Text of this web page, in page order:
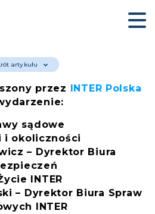
artykułu
przez INTER Polska
sądowe
i okoliczności
– Dyrektor Biura
INTER
– Dyrektor Biura Spraw
INTER